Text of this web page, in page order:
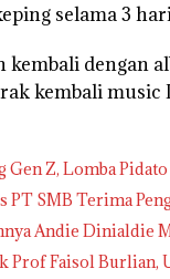
selama 3
kembali dengan
kembali music
Gen Z, Lomba
PT SMB Terima
Andie Dinialdie
Prof Faisol Burlian,